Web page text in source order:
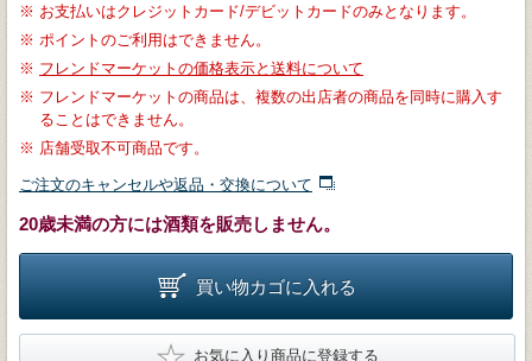
※ お支払いはクレジットカード/デビットカードのみとなります。
※ ポイントのご利用はできません。
※ フレンドマーケットの価格表示と送料について
※ フレンドマーケットの商品は、複数の出店者の商品を同時に購入す
ることはできません。
※ 店舗受取不可商品です。
ご注文のキャンセルや返品・交換について
20歳未満の方には酒類を販売しません。
買い物カゴに入れる
お気に入り商品に登録する